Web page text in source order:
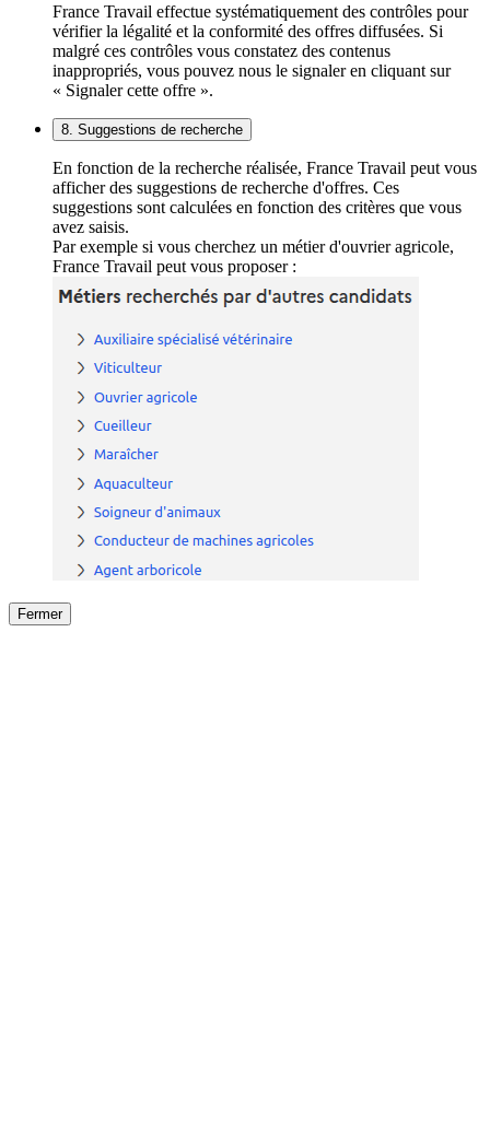
France Travail effectue systématiquement des contrôles pour
vérifier la légalité et la conformité des offres diffusées. Si
malgré ces contrôles vous constatez des contenus
inappropriés, vous pouvez nous le signaler en cliquant sur
« Signaler cette offre ».
8. Suggestions de recherche
En fonction de la recherche réalisée, France Travail peut vous
afficher des suggestions de recherche d'offres. Ces
suggestions sont calculées en fonction des critères que vous
avez saisis.
Par exemple si vous cherchez un métier d'ouvrier agricole,
France Travail peut vous proposer :
Fermer